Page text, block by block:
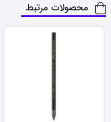
محصولات مرتبط